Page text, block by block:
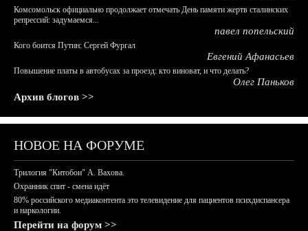
Комсомольск официально продолжает отмечать День памяти жертв сталинских
репрессий: задумаемся...
павел попельский
Кого боится Путин: Сергей Фургал
Евгений Афанасьев
Повышение платы в автобусах за проезд: кто виноват, и что делать?
Олег Паньков
Архив блогов >>
НОВОЕ НА ФОРУМЕ
Трилогия "Китобои" А. Вахова.
Охранник спит - смена идёт
80% российского медиаконтента это телевидение для пациентов психдиспансера
и наркологии.
Перейти на форум >>